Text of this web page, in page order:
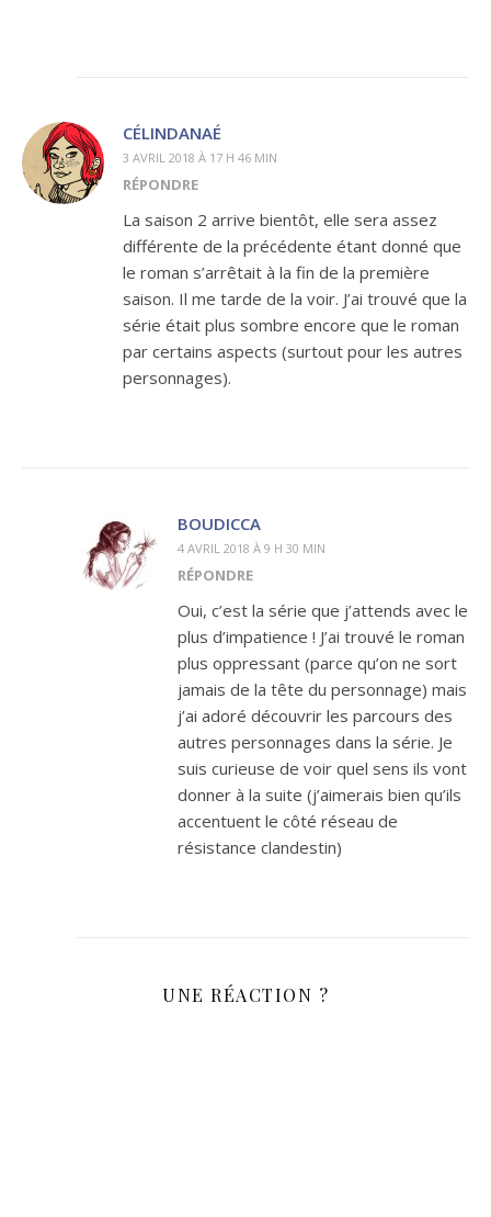
CÉLINDANAÉ
3 AVRIL 2018 À 17 H 46 MIN
RÉPONDRE
La saison 2 arrive bientôt, elle sera assez
différente de la précédente étant donné que
le roman s’arrêtait à la fin de la première
saison. Il me tarde de la voir. J’ai trouvé que la
série était plus sombre encore que le roman
par certains aspects (surtout pour les autres
personnages).
BOUDICCA
4 AVRIL 2018 À 9 H 30 MIN
RÉPONDRE
Oui, c’est la série que j’attends avec le
plus d’impatience ! J’ai trouvé le roman
plus oppressant (parce qu’on ne sort
jamais de la tête du personnage) mais
j’ai adoré découvrir les parcours des
autres personnages dans la série. Je
suis curieuse de voir quel sens ils vont
donner à la suite (j’aimerais bien qu’ils
accentuent le côté réseau de
résistance clandestin)
UNE RÉACTION ?